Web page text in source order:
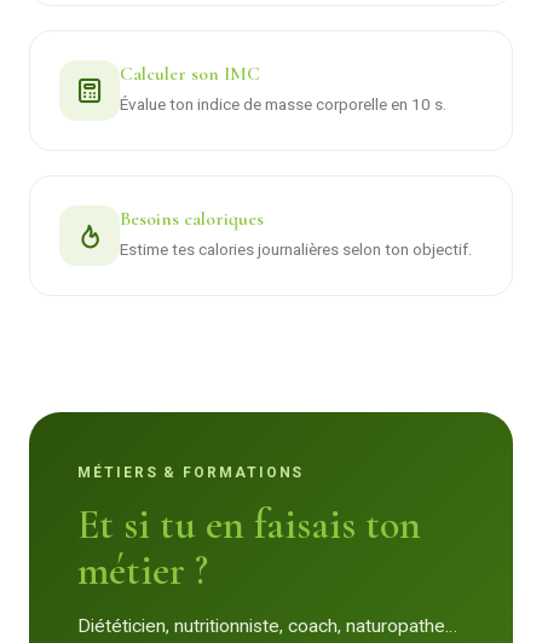
Calculer son IMC
Évalue ton indice de masse corporelle en 10 s.
Besoins caloriques
Estime tes calories journalières selon ton objectif.
MÉTIERS & FORMATIONS
Et si tu en faisais ton
métier ?
Diététicien, nutritionniste, coach, naturopathe…